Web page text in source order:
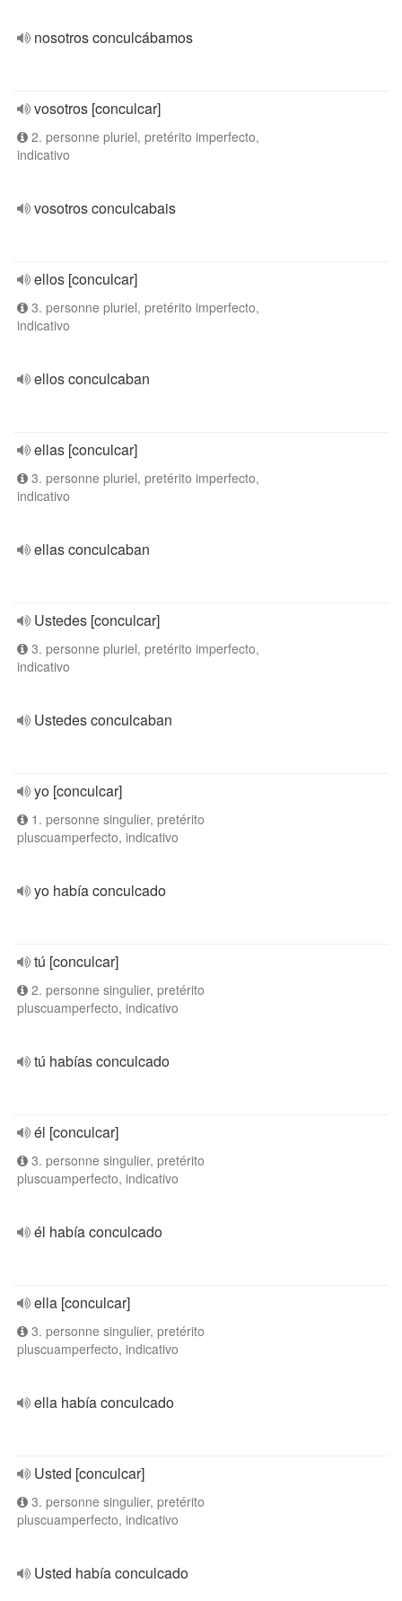
nosotros conculcábamos
vosotros [conculcar]
2. personne pluriel, pretérito imperfecto,
indicativo
vosotros conculcabais
ellos [conculcar]
3. personne pluriel, pretérito imperfecto,
indicativo
ellos conculcaban
ellas [conculcar]
3. personne pluriel, pretérito imperfecto,
indicativo
ellas conculcaban
Ustedes [conculcar]
3. personne pluriel, pretérito imperfecto,
indicativo
Ustedes conculcaban
yo [conculcar]
1. personne singulier, pretérito
pluscuamperfecto, indicativo
yo había conculcado
tú [conculcar]
2. personne singulier, pretérito
pluscuamperfecto, indicativo
tú habías conculcado
él [conculcar]
3. personne singulier, pretérito
pluscuamperfecto, indicativo
él había conculcado
ella [conculcar]
3. personne singulier, pretérito
pluscuamperfecto, indicativo
ella había conculcado
Usted [conculcar]
3. personne singulier, pretérito
pluscuamperfecto, indicativo
Usted había conculcado